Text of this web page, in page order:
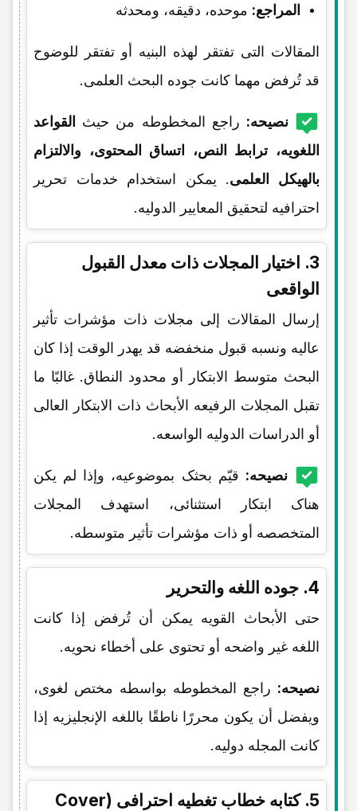
المراجع: موحده، دقیقه، ومحدثه
المقالات التی تفتقر لهذه البنیه أو تفتقر للوضوح
قد تُرفض مهما کانت جوده البحث العلمی.
نصیحه: راجع المخطوطه من حیث القواعد
اللغویه، ترابط النص، اتساق المحتوى، والالتزام
بالهیکل العلمی. یمکن استخدام خدمات تحریر
احترافیه لتحقیق المعاییر الدولیه.
3. اختیار المجلات ذات معدل القبول
الواقعی
إرسال المقالات إلى مجلات ذات مؤشرات تأثیر
عالیه ونسبه قبول منخفضه قد یهدر الوقت إذا کان
البحث متوسط الابتکار أو محدود النطاق. غالبًا ما
تقبل المجلات الرفیعه الأبحاث ذات الابتکار العالی
أو الدراسات الدولیه الواسعه.
نصیحه: قیّم بحثک بموضوعیه، وإذا لم یکن
هناک ابتکار استثنائی، استهدف المجلات
المتخصصه أو ذات مؤشرات تأثیر متوسطه.
4. جوده اللغه والتحریر
حتى الأبحاث القویه یمکن أن تُرفض إذا کانت
اللغه غیر واضحه أو تحتوی على أخطاء نحویه.
نصیحه: راجع المخطوطه بواسطه مختص لغوی،
ویفضل أن یکون محررًا ناطقًا باللغه الإنجلیزیه إذا
کانت المجله دولیه.
5. کتابه خطاب تغطیه احترافی (Cover